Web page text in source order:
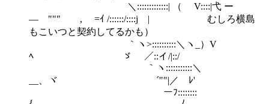
＼:::::::::::::| （ V::::|弋 ー
― """ , ゝ=ｲ /::::::/::::j | むしろ横島
もこいつと契約してるかも）
｀ヽ>::::::::::＼ヽ_）V
ﾍ ゞ ／::イ/|::/
｀ヽ:::::::::::＼
__、ヾ ´""|／ ﾚ'
ーﾌ::::::::